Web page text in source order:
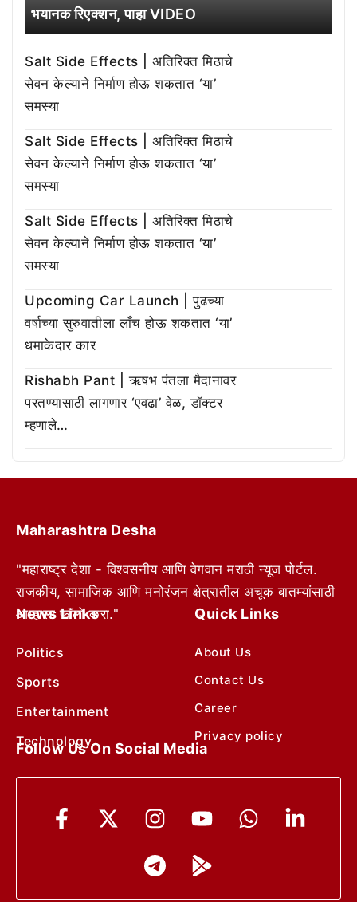
भयानक रिएक्शन, पाहा VIDEO
Salt Side Effects | अतिरिक्त मिठाचे
सेवन केल्याने निर्माण होऊ शकतात ‘या’
समस्या
Salt Side Effects | अतिरिक्त मिठाचे
सेवन केल्याने निर्माण होऊ शकतात ‘या’
समस्या
Salt Side Effects | अतिरिक्त मिठाचे
सेवन केल्याने निर्माण होऊ शकतात ‘या’
समस्या
Upcoming Car Launch | पुढच्या
वर्षाच्या सुरुवातीला लाँच होऊ शकतात ‘या’
धमाकेदार कार
Rishabh Pant | ऋषभ पंतला मैदानावर
परतण्यासाठी लागणार ‘एवढा’ वेळ, डॉक्टर
म्हणाले…
Maharashtra Desha
"महाराष्ट्र देशा - विश्वसनीय आणि वेगवान मराठी न्यूज पोर्टल.
राजकीय, सामाजिक आणि मनोरंजन क्षेत्रातील अचूक बातम्यांसाठी
आम्हाला फॉलो करा."
News Links
Politics
Sports
Entertainment
Technology
Quick Links
About Us
Contact Us
Career
Privacy policy
Follow Us On Social Media